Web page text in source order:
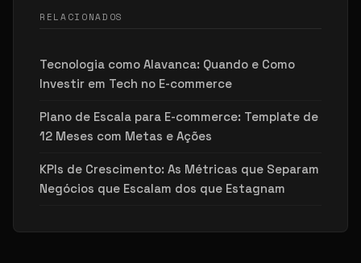
RELACIONADOS
Tecnologia como Alavanca: Quando e Como
Investir em Tech no E-commerce
Plano de Escala para E-commerce: Template de
12 Meses com Metas e Ações
KPIs de Crescimento: As Métricas que Separam
Negócios que Escalam dos que Estagnam